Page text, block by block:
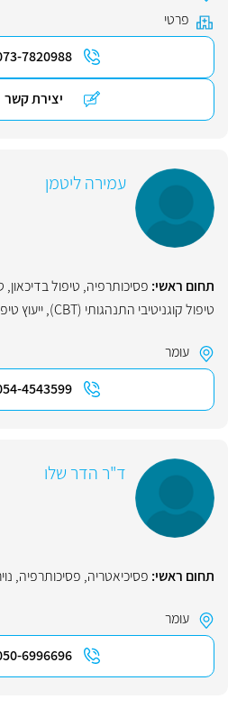
פרטי
7820988
יצירת קשר
עמירה ליטמן
תחום ראשי: פסיכותרפיה, טיפול בדיכאון,
טיפול קוגניטיבי התנהגותי (CBT)
,ייעוץ
עומר
4543599
ד"ר הדר שלו
תחום ראשי: פסיכיאטריה, פסיכותרפיה,
עומר
6996696